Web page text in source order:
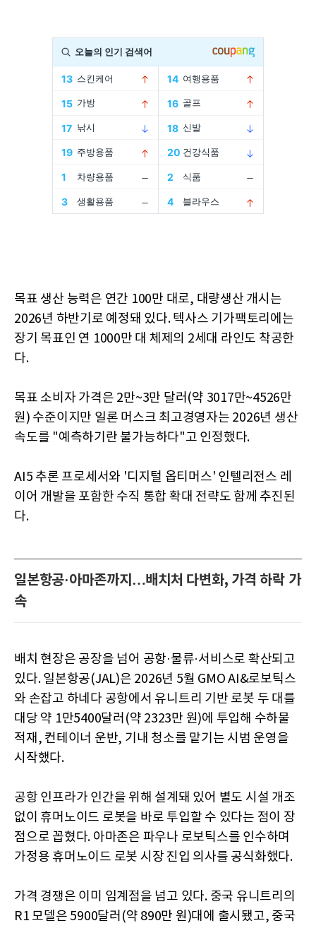
목표 생산 능력은 연간 100만 대로, 대량생산 개시는
2026년 하반기로 예정돼 있다. 텍사스 기가팩토리에는
장기 목표인 연 1000만 대 체제의 2세대 라인도 착공한
다.
목표 소비자 가격은 2만~3만 달러(약 3017만~4526만
원) 수준이지만 일론 머스크 최고경영자는 2026년 생산
속도를 "예측하기란 불가능하다"고 인정했다.
AI5 추론 프로세서와 '디지털 옵티머스' 인텔리전스 레
이어 개발을 포함한 수직 통합 확대 전략도 함께 추진된
다.
일본항공·아마존까지…배치처 다변화, 가격 하락 가
속
배치 현장은 공장을 넘어 공항·물류·서비스로 확산되고
있다. 일본항공(JAL)은 2026년 5월 GMO AI&로보틱스
와 손잡고 하네다 공항에서 유니트리 기반 로봇 두 대를
대당 약 1만5400달러(약 2323만 원)에 투입해 수하물
적재, 컨테이너 운반, 기내 청소를 맡기는 시범 운영을
시작했다.
공항 인프라가 인간을 위해 설계돼 있어 별도 시설 개조
없이 휴머노이드 로봇을 바로 투입할 수 있다는 점이 장
점으로 꼽혔다. 아마존은 파우나 로보틱스를 인수하며
가정용 휴머노이드 로봇 시장 진입 의사를 공식화했다.
가격 경쟁은 이미 임계점을 넘고 있다. 중국 유니트리의
R1 모델은 5900달러(약 890만 원)대에 출시됐고, 중국